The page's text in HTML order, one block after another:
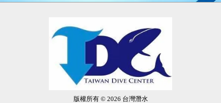
版權所有 © 2026 台灣潛水